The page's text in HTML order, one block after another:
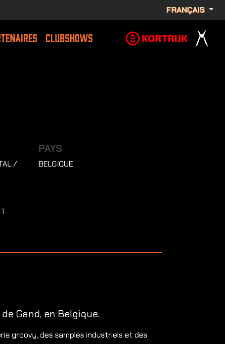
FRANÇAIS
CLUBSHOWS
/
PAYS
BELGIQUE
Gand, en Belgique.
groovy, des samples industriels et des